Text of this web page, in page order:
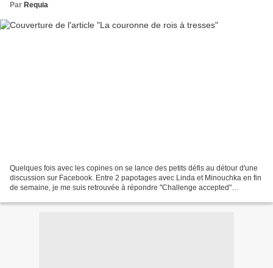
Par Requia
Quelques fois avec les copines on se lance des petits défis au détour d'une
discussion sur Facebook. Entre 2 papotages avec Linda et Minouchka en fin
de semaine, je me suis retrouvée à répondre "Challenge accepted"